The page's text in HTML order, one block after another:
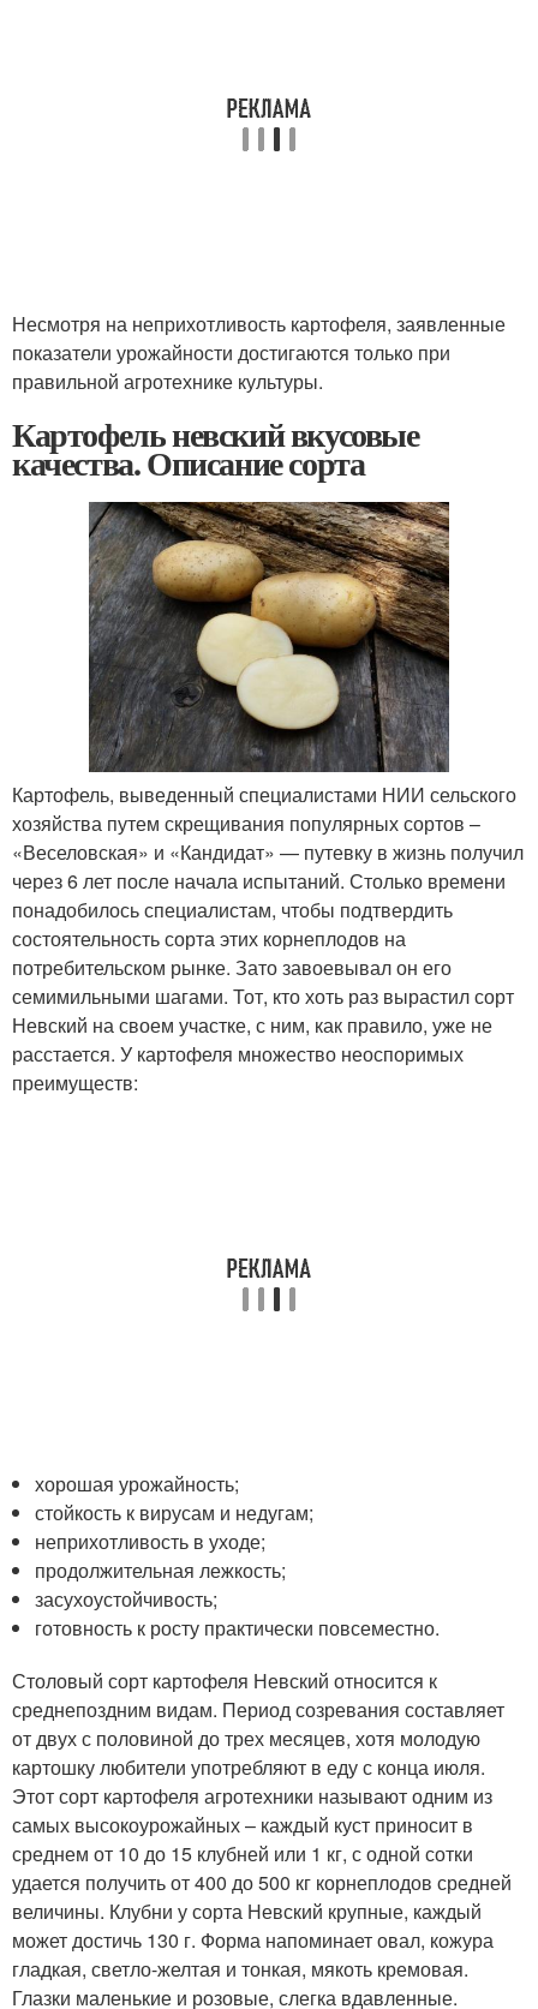
Несмотря на неприхотливость картофеля, заявленные
показатели урожайности достигаются только при
правильной агротехнике культуры.
Картофель невский вкусовые
качества. Описание сорта
Картофель, выведенный специалистами НИИ сельского
хозяйства путем скрещивания популярных сортов –
«Веселовская» и «Кандидат» — путевку в жизнь получил
через 6 лет после начала испытаний. Столько времени
понадобилось специалистам, чтобы подтвердить
состоятельность сорта этих корнеплодов на
потребительском рынке. Зато завоевывал он его
семимильными шагами. Тот, кто хоть раз вырастил сорт
Невский на своем участке, с ним, как правило, уже не
расстается. У картофеля множество неоспоримых
преимуществ:
хорошая урожайность;
стойкость к вирусам и недугам;
неприхотливость в уходе;
продолжительная лежкость;
засухоустойчивость;
готовность к росту практически повсеместно.
Столовый сорт картофеля Невский относится к
среднепоздним видам. Период созревания составляет
от двух с половиной до трех месяцев, хотя молодую
картошку любители употребляют в еду с конца июля.
Этот сорт картофеля агротехники называют одним из
самых высокоурожайных – каждый куст приносит в
среднем от 10 до 15 клубней или 1 кг, с одной сотки
удается получить от 400 до 500 кг корнеплодов средней
величины. Клубни у сорта Невский крупные, каждый
может достичь 130 г. Форма напоминает овал, кожура
гладкая, светло-желтая и тонкая, мякоть кремовая.
Глазки маленькие и розовые, слегка вдавленные.